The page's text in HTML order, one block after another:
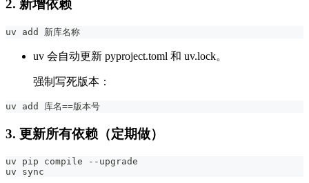
2. 新增依赖
uv add 新库名称
uv 会自动更新 pyproject.toml 和 uv.lock。
强制写死版本：
uv add 库名==版本号
3. 更新所有依赖（定期做）
uv pip compile --upgrade
uv sync